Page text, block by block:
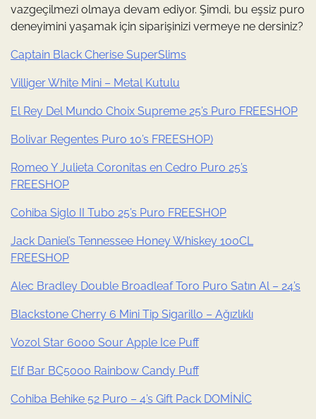
vazgeçilmezi olmaya devam ediyor. Şimdi, bu eşsiz puro
deneyimini yaşamak için siparişinizi vermeye ne dersiniz?
Captain Black Cherise SuperSlims
Villiger White Mini – Metal Kutulu
El Rey Del Mundo Choix Supreme 25’s Puro FREESHOP
Bolivar Regentes Puro 10’s FREESHOP)
Romeo Y Julieta Coronitas en Cedro Puro 25’s
FREESHOP
Cohiba Siglo II Tubo 25’s Puro FREESHOP
Jack Daniel’s Tennessee Honey Whiskey 100CL
FREESHOP
Alec Bradley Double Broadleaf Toro Puro Satın Al – 24’s
Blackstone Cherry 6 Mini Tip Sigarillo – Ağızlıklı
Vozol Star 6000 Sour Apple Ice Puff
Elf Bar BC5000 Rainbow Candy Puff
Cohiba Behike 52 Puro – 4’s Gift Pack DOMİNİC